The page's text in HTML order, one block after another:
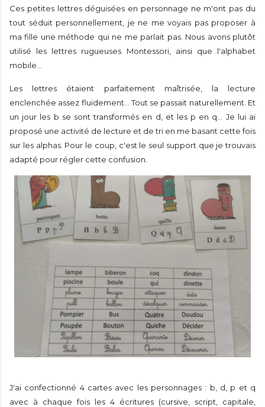
Ces petites lettres déguisées en personnage ne m'ont pas du
tout séduit personnellement, je ne me voyais pas proposer à
ma fille une méthode qui ne me parlait pas. Nous avons plutôt
utilisé les lettres rugueuses Montessori, ainsi que l'alphabet
mobile...
Les lettres étaient parfaitement maîtrisée, la lecture
enclenchée assez fluidement... Tout se passait naturellement. Et
un jour les b se sont transformés en d, et les p en q... Je lui ai
proposé une activité de lecture et de tri en me basant cette fois
sur les alphas. Pour le coup, c'est le seul support que je trouvais
adapté pour régler cette confusion.
J'ai confectionné 4 cartes avec les personnages : b, d, p et q
avec à chaque fois les 4 écritures (cursive, script, capitale,